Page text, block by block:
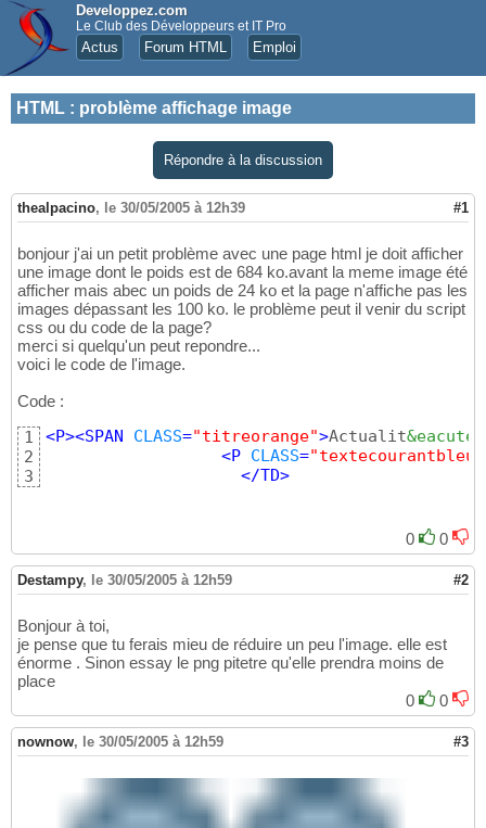
Developpez.com
Le Club des Développeurs et IT Pro
Actus Forum HTML Emploi
HTML : problème affichage image
Répondre à la discussion
thealpacino, le 30/05/2005 à 12h39 #1
bonjour j'ai un petit problème avec une page html je doit afficher
une image dont le poids est de 684 ko.avant la meme image été
afficher mais abec un poids de 24 ko et la page n'affiche pas les
images dépassant les 100 ko. le problème peut il venir du script
css ou du code de la page?
merci si quelqu'un peut repondre...
voici le code de l'image.
Code :
1
2
3
<P><SPAN CLASS="titreorange">Actualit&eacute;
<P CLASS="textecourantbleu"
</TD>
0 0
Destampy, le 30/05/2005 à 12h59 #2
Bonjour à toi,
je pense que tu ferais mieu de réduire un peu l'image. elle est
énorme . Sinon essay le png pitetre qu'elle prendra moins de
place
0
0
nownow, le 30/05/2005 à 12h59 #3